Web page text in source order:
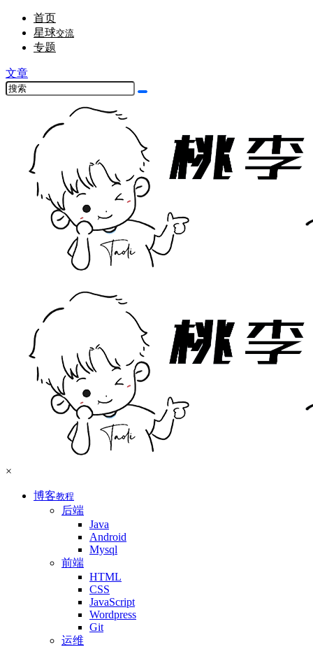
首页
星球交流
专题
文章
×
博客教程
后端
Java
Android
Mysql
前端
HTML
CSS
JavaScript
Wordpress
Git
运维